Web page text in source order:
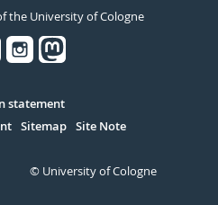
the University of Cologne
statement
Sitemap Site Note
© University of Cologne